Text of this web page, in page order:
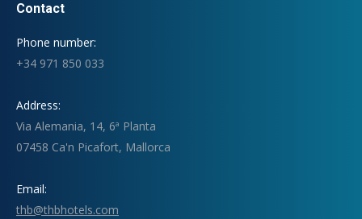
Contact
Phone number:
+34 971 850 033
Address:
Via Alemania, 14, 6ª Planta
07458 Ca'n Picafort, Mallorca
Email:
thb@thbhotels.com